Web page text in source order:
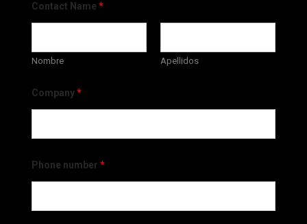
Contact Name *
Nombre Apellidos
Company*
Phone number *